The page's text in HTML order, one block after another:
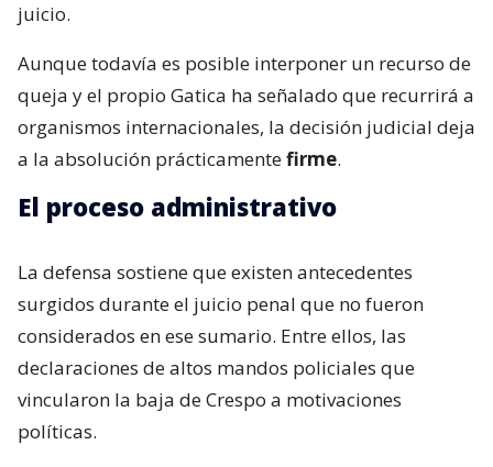
juicio.
Aunque todavía es posible interponer un recurso de
queja y el propio Gatica ha señalado que recurrirá a
organismos internacionales, la decisión judicial deja
a la absolución prácticamentefirme.
El proceso administrativo
La defensa sostiene que existen antecedentes
surgidos durante el juicio penal que no fueron
considerados en ese sumario. Entre ellos, las
declaraciones de altos mandos policiales que
vincularon la baja de Crespo a motivaciones
políticas.